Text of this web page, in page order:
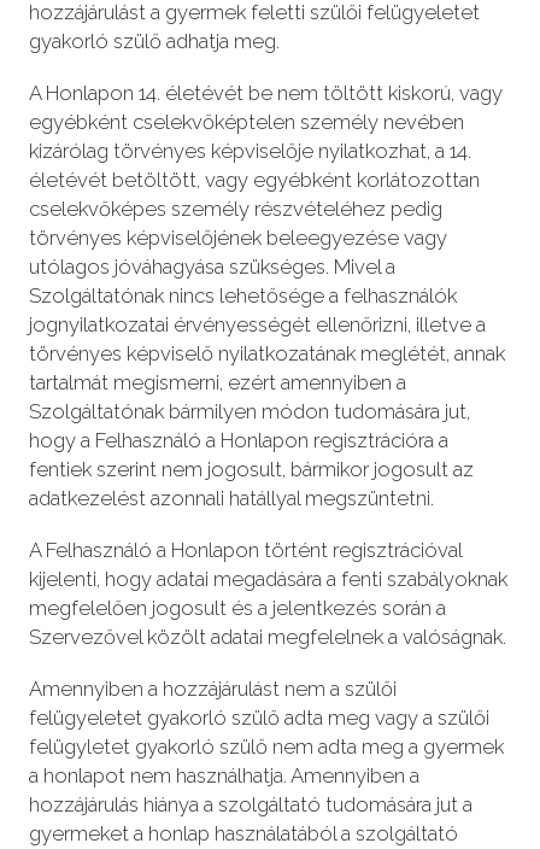
hozzájárulást a gyermek feletti szülői felügyeletet
gyakorló szülő adhatja meg.
A Honlapon 14. életévét be nem töltött kiskorú, vagy
egyébként cselekvőképtelen személy nevében
kizárólag törvényes képviselője nyilatkozhat, a 14.
életévét betöltött, vagy egyébként korlátozottan
cselekvőképes személy részvételéhez pedig
törvényes képviselőjének beleegyezése vagy
utólagos jóváhagyása szükséges. Mivel a
Szolgáltatónak nincs lehetősége a felhasználók
jognyilatkozatai érvényességét ellenőrizni, illetve a
törvényes képviselő nyilatkozatának meglétét, annak
tartalmát megismerni, ezért amennyiben a
Szolgáltatónak bármilyen módon tudomására jut,
hogy a Felhasználó a Honlapon regisztrációra a
fentiek szerint nem jogosult, bármikor jogosult az
adatkezelést azonnali hatállyal megszüntetni.
A Felhasználó a Honlapon történt regisztrációval
kijelenti, hogy adatai megadására a fenti szabályoknak
megfelelően jogosult és a jelentkezés során a
Szervezővel közölt adatai megfelelnek a valóságnak.
Amennyiben a hozzájárulást nem a szülői
felügyeletet gyakorló szülő adta meg vagy a szülői
felügyletet gyakorló szülő nem adta meg a gyermek
a honlapot nem használhatja. Amennyiben a
hozzájárulás hiánya a szolgáltató tudomására jut a
gyermeket a honlap használatából a szolgáltató